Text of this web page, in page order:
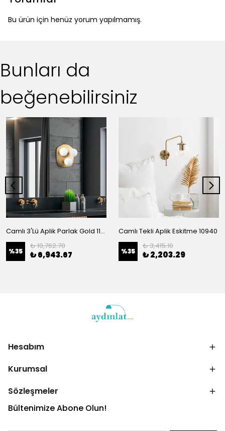
Bu ürün için henüz yorum yapılmamış.
Bunları da
beğenebilirsiniz
Camlı 3'Lü Aplik Parlak Gold 11711
%35
₺ 10,762.70
₺ 6,943.67
Camlı Tekli Aplik Eskitme 10940
%35
₺ 3,415.10
₺ 2,203.29
Hesabım
Kurumsal
Sözleşmeler
Bültenimize Abone Olun!